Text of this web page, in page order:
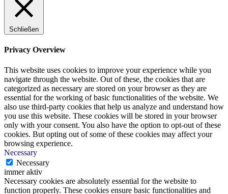
Schließen
Privacy Overview
This website uses cookies to improve your experience while you
navigate through the website. Out of these, the cookies that are
categorized as necessary are stored on your browser as they are
essential for the working of basic functionalities of the website. We
also use third-party cookies that help us analyze and understand how
you use this website. These cookies will be stored in your browser
only with your consent. You also have the option to opt-out of these
cookies. But opting out of some of these cookies may affect your
browsing experience.
Necessary
Necessary
immer aktiv
Necessary cookies are absolutely essential for the website to
function properly. These cookies ensure basic functionalities and